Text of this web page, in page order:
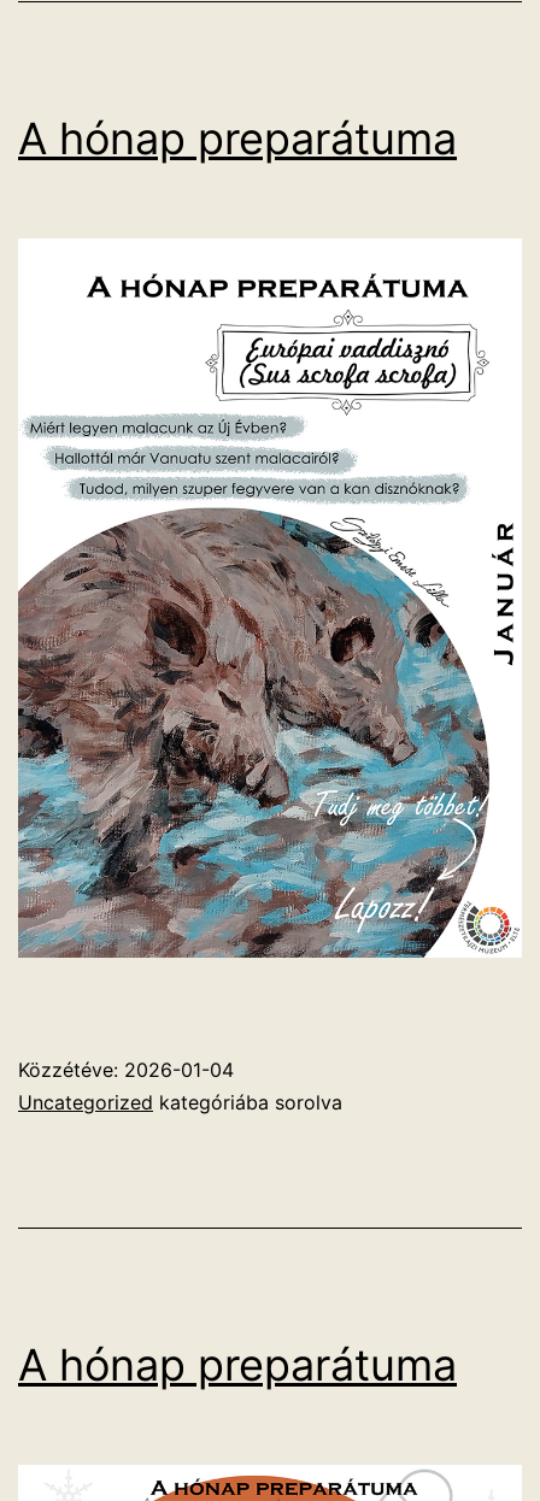
A hónap preparátuma
Közzétéve: 2026-01-04
Uncategorized kategóriába sorolva
A hónap preparátuma